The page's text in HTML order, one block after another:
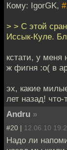
Кому: IgorGK,
> > С этой
Иссык-Куле.
кстати, у меня
ж фигня :о( в
эх, какие
лет назад!
Andru »
#20 | 12.06.10
Надо ли